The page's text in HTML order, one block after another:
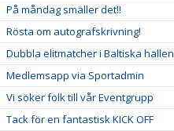
På måndag smäller det!!
Rösta om autografskrivning!
Dubbla elitmatcher i Baltiska hallen
Medlemsapp via Sportadmin
Vi söker folk till vår Eventgrupp
Tack för en fantastisk KICK OFF